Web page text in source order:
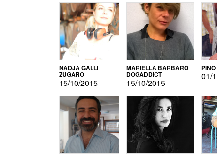
NADJA GALLI
ZUGARO
15/10/2015
MARIELLA BARBARO
DOGADDICT
15/10/2015
01/